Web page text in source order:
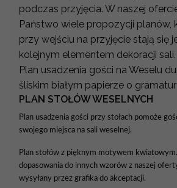
podczas przyjęcia. W naszej
Państwo wiele propozycji planów,
przy wejściu na przyjęcie stają się
kolejnym elementem dekoracji sali.
Plan usadzenia gości na Weselu
śliskim białym papierze o
PLAN STOŁÓW WESELNYCH
Plan usadzenia gości przy stołach pomoże
swojego miejsca na sali weselnej.
Plan stołów z pięknym motywem
dopasowania do innych wzorów z naszej
wysyłany przez grafika do akceptacji.